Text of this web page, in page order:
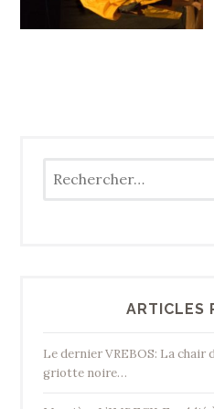
ARTICLES
Le dernier VREBOS: La chair
griotte noire…